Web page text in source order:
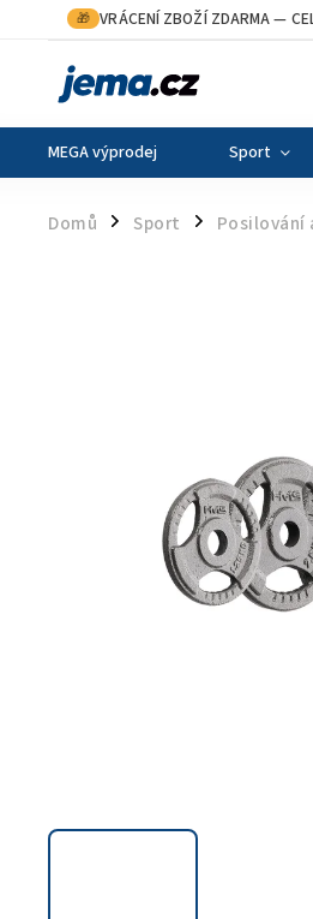
🎁 VRÁCENÍ ZBOŽÍ ZDARMA—
MEGA výprodej Sport
Domů / Sport / Posilování